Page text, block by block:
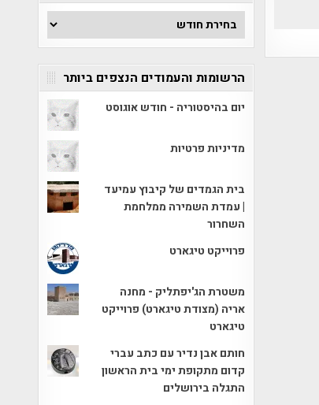
ארכיון
הכתבות
הרשומות והעמודים הנצפים ביותר
יום בהיסטוריה - חודש אוגוסט
מדיניות פרטיות
בית הגמדים של קיבוץ עמיעד
| עמדת השמירה ממלחמת
השחרור
פרוייקט טיגארט
משטרת הג'יפתליק - מחנה
אריה (מצודת טיגארט) פרוייקט
טיגארט
חותם אבן נדיר עם כתב עברי
קדום מתקופת ימי בית הראשון
התגלה בירושלים